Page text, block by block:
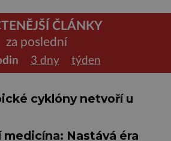
ČLÁNKY
za poslední
3 dny týden
cyklóny netvoří u
Nastává éra